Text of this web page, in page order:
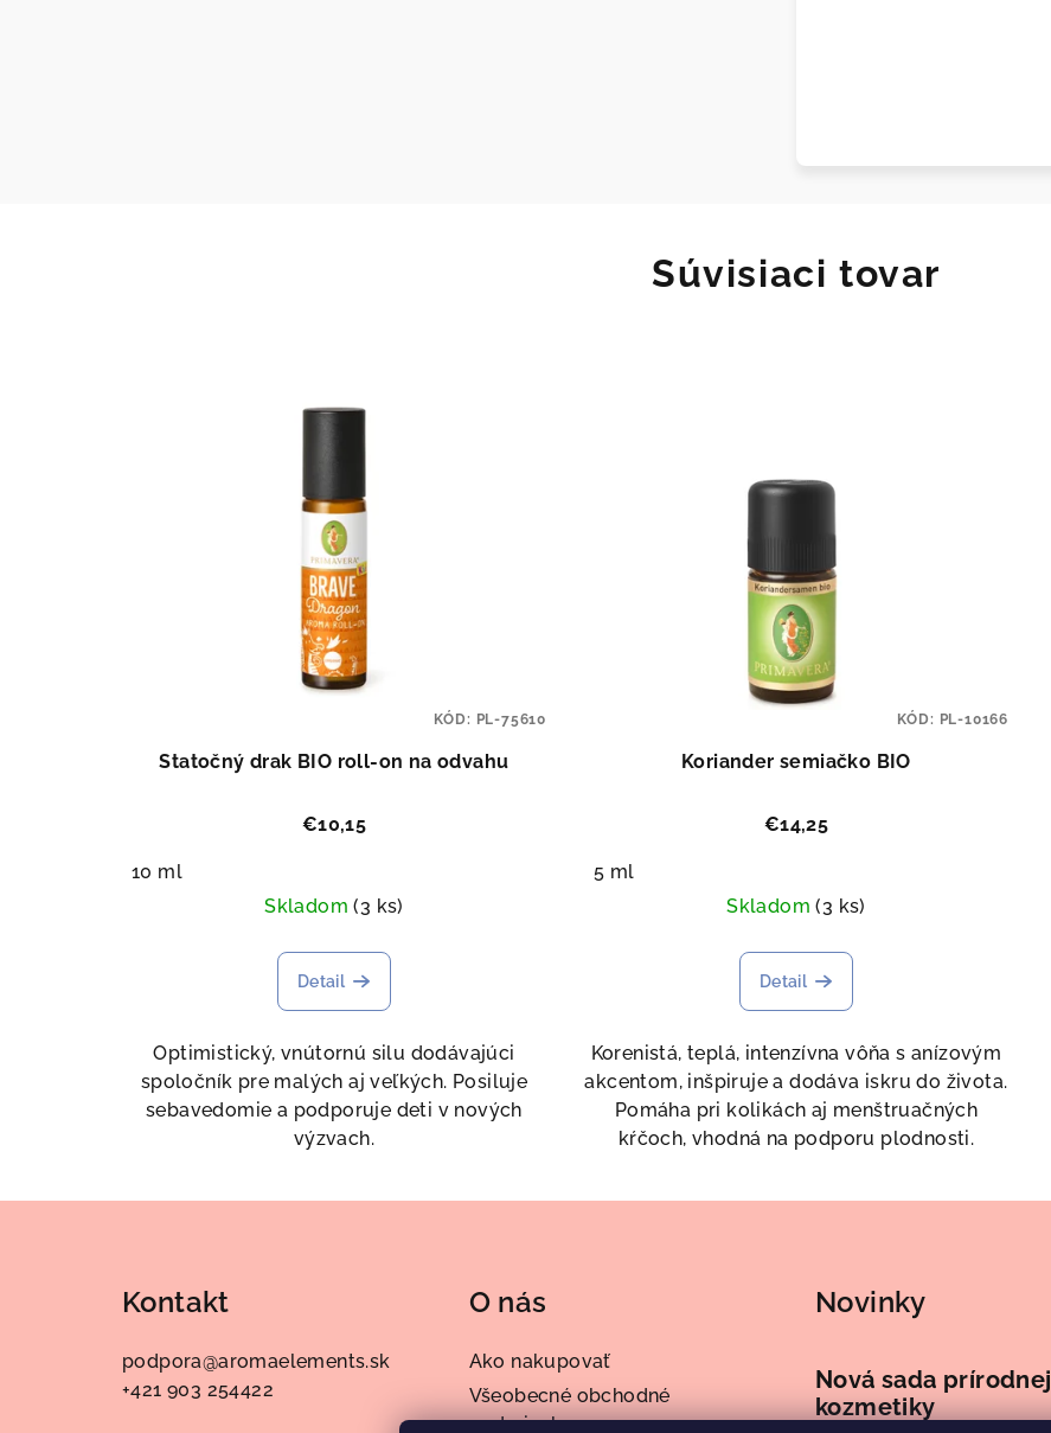
Súvisiaci tovar
Statočný drak BIO roll-on na odvahu
€10,15
10 ml
Skladom(3 ks)
Detail
Optimistický, vnútornú silu dodávajúci
spoločník pre malých aj veľkých. Posiluje
sebavedomie a podporuje deti v nových
výzvach.
KÓD: PL-75610
Koriander semiačko BIO
€14,25
5 ml
Skladom(3 ks)
Detail
Korenistá, teplá, intenzívna vôňa s anízovým
akcentom, inšpiruje a dodáva iskru do života.
Pomáha pri kolikách aj menštruačných
kŕčoch, vhodná na podporu plodnosti.
KÓD: PL-10166
Kontakt
podpora@aromaelements.sk
+421 903 254422
O nás
Ako nakupovať
Všeobecné obchodné
podmienky
Novinky
Nová sada prírodnej
kozmetiky